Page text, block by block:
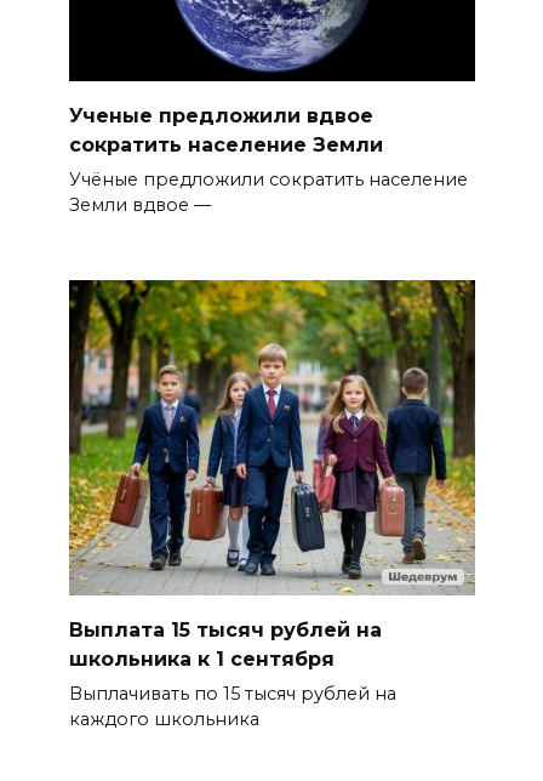
Ученые предложили вдвое
сократить население Земли
Учёные предложили сократить население
Земли вдвое —
Выплата 15 тысяч рублей на
школьника к 1 сентября
Выплачивать по 15 тысяч рублей на
каждого школьника